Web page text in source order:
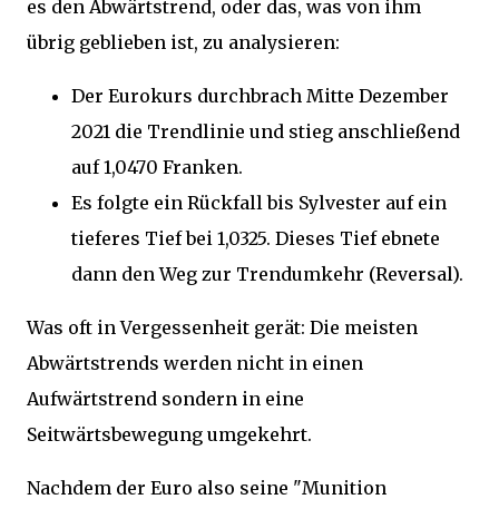
es den Abwärtstrend, oder das, was von ihm
übrig geblieben ist, zu analysieren:
Der Eurokurs durchbrach Mitte Dezember
2021 die Trendlinie und stieg anschließend
auf 1,0470 Franken.
Es folgte ein Rückfall bis Sylvester auf ein
tieferes Tief bei 1,0325. Dieses Tief ebnete
dann den Weg zur Trendumkehr (Reversal).
Was oft in Vergessenheit gerät: Die meisten
Abwärtstrends werden nicht in einen
Aufwärtstrend sondern in eine
Seitwärtsbewegung umgekehrt.
Nachdem der Euro also seine "Munition